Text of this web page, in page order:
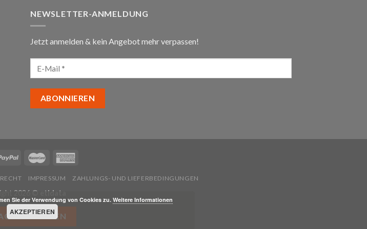
NEWSLETTER-ANMELDUNG
Jetzt anmelden & kein Angebot mehr verpassen!
IMPRESSUM ZAHLUNGS- UND LIEFERBEDINGUNGEN
2026 © etidata
WIDERRUFEN
Sie der Verwendung von Cookies zu.Weitere Informationen
AKZEPTIEREN